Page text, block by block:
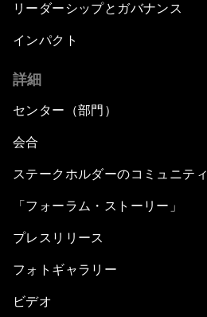
リーダーシップとガバナンス
インパクト
詳細
センター（部門）
会合
ステークホルダーのコミュニティ
「フォーラム・ストーリー」
プレスリリース
フォトギャラリー
ビデオ